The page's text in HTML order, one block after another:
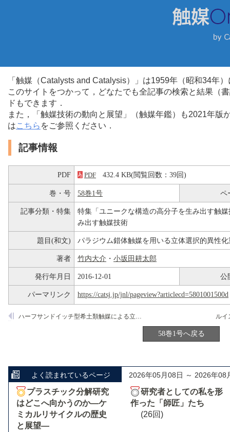
「触媒（Catalysts and Catalysis）」は1959年（昭和34年
このサイトをつかって，どなたでも全記事の検索と結果（
ドもできます．
また，「触媒技術の動向と展望」（触媒年鑑）も2021年
はこちら をご参照ください．
記事情報
PDF PDF 432.4 KB(閲覧回数：39回)
巻・号 58巻1号 ペ
記事分類・特集
特集「ユニークな構造の高分子を生み出す触
み出す触媒技術
題目(和文) パラジウム錯体触媒を用いる立体選択的異性化
著者 竹内大介 ・ 小坂田耕太郎
発行年月日 2016-12-01 公
パーマリンク https://catsj.jp/jnl/pageview?articlecd=5801001500d
ハーフサンドイッチ型希土類触媒による立体特異的重合
58巻1号へ戻る
よく読まれているページ 2026年05月08日 ～ 2026年08
プラスチック分解研究
はどこへ向かうのか―ケ
ミカルリサイクルの歴史
と展望―
研究者としての私を形
作った「師匠」たち
(26回)